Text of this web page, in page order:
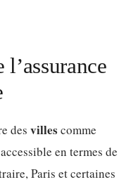
des villes comme
en termes de
Paris et certaines